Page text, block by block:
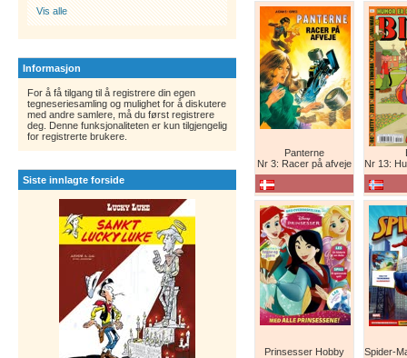
Vis alle
Informasjon
For å få tilgang til å registrere din egen
tegneseriesamling og mulighet for å diskutere
med andre samlere, må du først registrere
deg. Denne funksjonaliteten er kun tilgjengelig
for registrerte brukere.
Siste innlagte forside
Panterne
Nr 3: Racer på afveje
Nr 13: Humor
Prinsesser Hobby